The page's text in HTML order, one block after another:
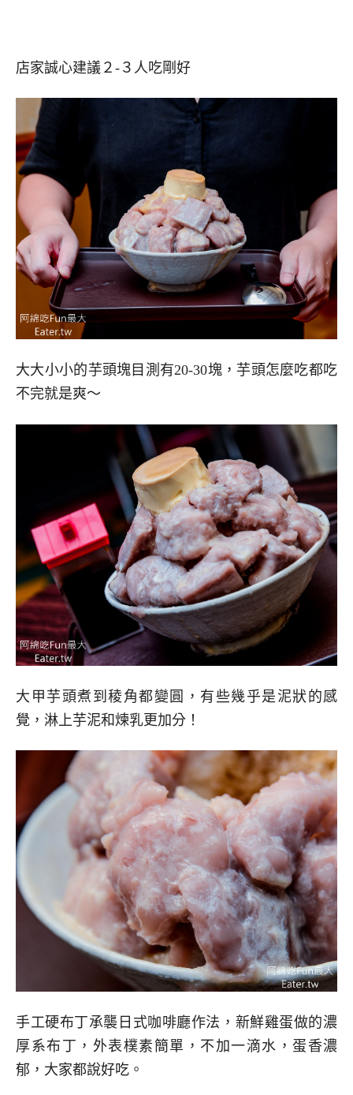
店家誠心建議２-３人吃剛好
大大小小的芋頭塊目測有20-30塊，芋頭怎麼吃都吃
不完就是爽～
大甲芋頭煮到稜角都變圓，有些幾乎是泥狀的感
覺，淋上芋泥和煉乳更加分！
手工硬布丁承襲日式咖啡廳作法，新鮮雞蛋做的濃
厚系布丁，外表樸素簡單，不加一滴水，蛋香濃
郁，大家都說好吃。